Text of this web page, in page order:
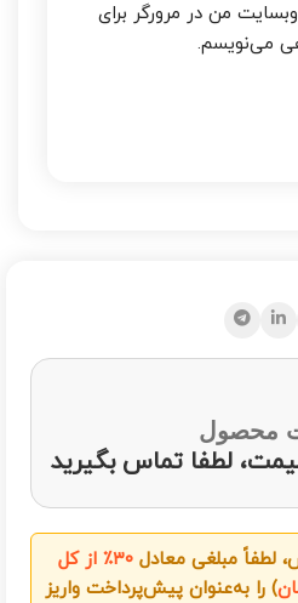
من در مرورگر برای
می‌نویسم.
محصول
لطفا تماس بگیرید
لطفاً مبلغی معادل
۳۰٪ از کل
) را به‌عنوان پیش‌پرداخت واریز